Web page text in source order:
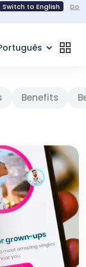
Switch to English
Do
Benefits